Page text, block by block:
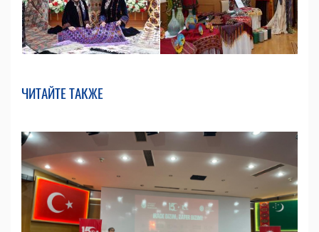
ЧИТАЙТЕ ТАКЖЕ